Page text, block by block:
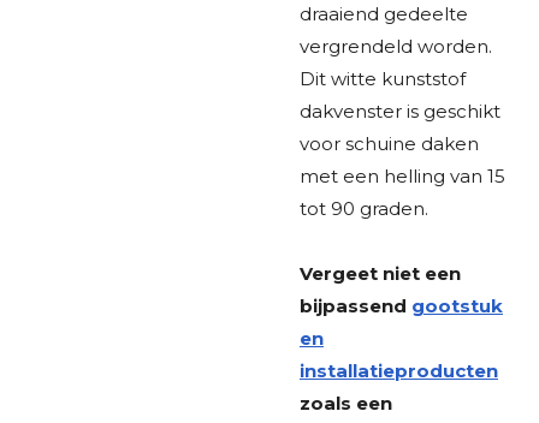
draaiend gedeelte
vergrendeld worden.
Dit witte kunststof
dakvenster is geschikt
voor schuine daken
met een helling van 15
tot 90 graden.
Vergeet niet een
bijpassend gootstuk
en
installatieproducten
zoals een